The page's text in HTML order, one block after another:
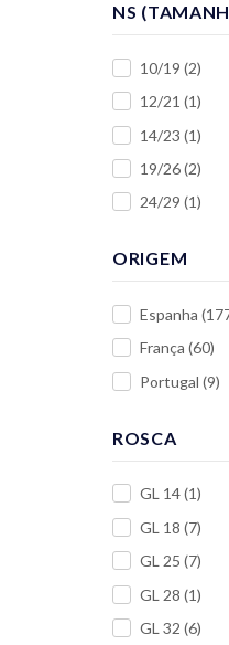
NS
10/19 (2)
12/21 (1)
14/23 (1)
19/26(2)
24/29 (1)
ORIGEM
Espanha
França (60)
Portugal (9)
ROSCA
GL 14(1)
GL 18 (7)
GL 25 (7)
GL 28 (1)
GL 32 (6)